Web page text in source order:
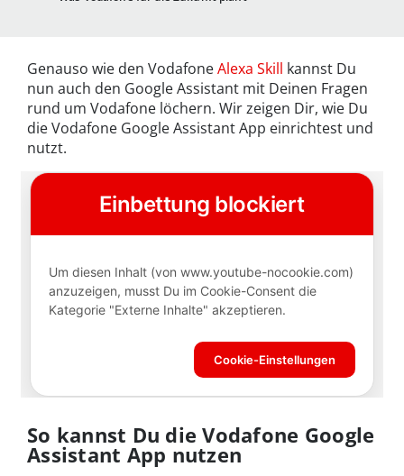
Genauso wie den VodafoneAlexa Skill kannst Du
nun auch den Google Assistant mit Deinen Fragen
rund um Vodafone löchern. Wir zeigen Dir, wie Du
die Vodafone Google Assistant App einrichtest und
nutzt.
So kannst Du die Vodafone Google
Assistant App nutzen